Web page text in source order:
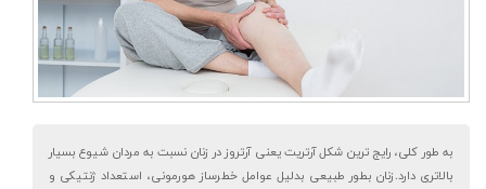
به طور کلی، رایج ترین شکل آرتریت یعنی آرتروز در زنان نسبت به مردان شیوع بسیار
بالاتری دارد.زنان بطور طبیعی بدلیل عوامل خطرساز هورمونی، استعداد ژنتیکی و